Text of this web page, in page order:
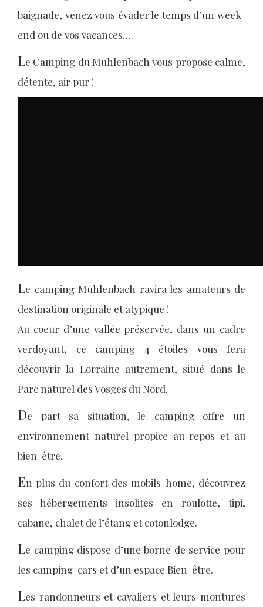
baignade, venez vous évader le temps d’un week-
end ou de vos vacances….
Le Camping du Muhlenbach vous propose calme,
détente, air pur !
Le camping Muhlenbach ravira les amateurs de
destination originale et atypique !
Au coeur d’une vallée préservée, dans un cadre
verdoyant, ce camping 4 étoiles vous fera
découvrir la Lorraine autrement, situé dans le
Parc naturel des Vosges du Nord.
De part sa situation, le camping offre un
environnement naturel propice au repos et au
bien-être.
En plus du confort des mobils-home, découvrez
ses hébergements insolites en roulotte, tipi,
cabane, chalet de l’étang et cotonlodge.
Le camping dispose d’une borne de service pour
les camping-cars et d’un espace Bien-être.
Les randonneurs et cavaliers et leurs montures